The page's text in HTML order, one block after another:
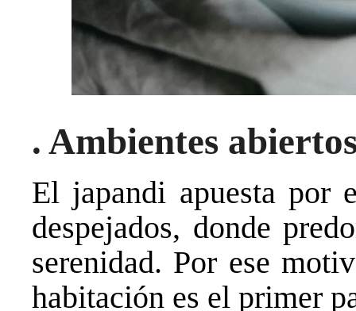
. Ambientes
El japandi apuesta por
despejados, donde
serenidad. Por ese
habitación es el primer